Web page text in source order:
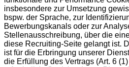
insbesondere zur Umsetzung
bspw. der Sprache, zur
Bewerbungskanals oder zur
Stellenausschreibung, über die
diese Recruiting-Seite gelangt ist.
ist für die Erbringung unserer
die Erfüllung des Vertrags (Art. 6